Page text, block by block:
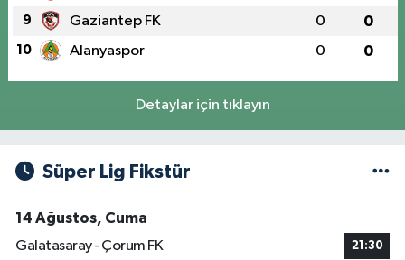
9 Gaziantep FK 0 0
10 Alanyaspor 0 0
Detaylar için tıklayın
Süper Lig Fikstür
14 Ağustos, Cuma
Galatasaray - Çorum FK
21:30